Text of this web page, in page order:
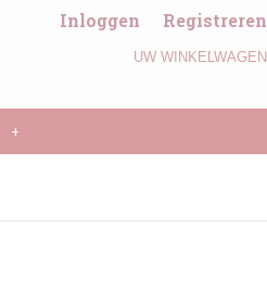
Inloggen Registreren
UW WINKELWAGEN
+